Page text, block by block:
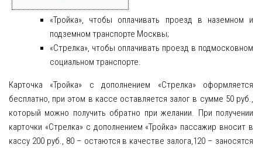
«Тройка», чтобы оплачивать проезд в наземном и
подземном транспорте Москвы;
«Стрелка», чтобы оплачивать проезд в подмосковном
социальном транспорте.
Карточка «Тройка» с дополнением «Стрелка» оформляется
бесплатно, при этом в кассе оставляется залог в сумме 50 руб.,
который можно получить обратно при желании. При получении
карточки «Стрелка» с дополнением «Тройка» пассажир вносит в
кассу 200 руб., 80 – остаются в качестве залога,120 – заносятся